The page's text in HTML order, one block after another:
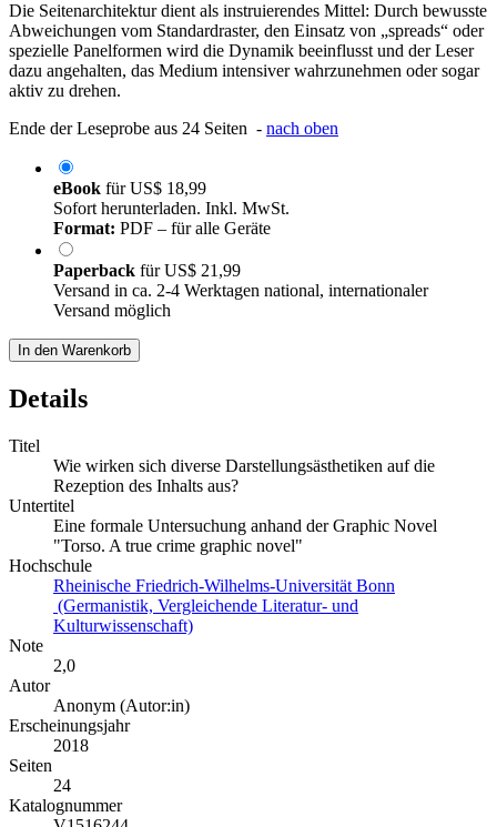
Die Seitenarchitektur dient als instruierendes Mittel: Durch bewusste
Abweichungen vom Standardraster, den Einsatz von „spreads“ oder
spezielle Panelformen wird die Dynamik beeinflusst und der Leser
dazu angehalten, das Medium intensiver wahrzunehmen oder sogar
aktiv zu drehen.
Ende der Leseprobe aus 24 Seiten - nach oben
eBook fürUS$ 18,99
Sofort herunterladen. Inkl. MwSt.
Format: PDF – für alle Geräte
Paperback fürUS$ 21,99
Versand in ca. 2-4 Werktagen national, internationaler
Versand möglich
In den Warenkorb
Details
Titel
Wie wirken sich diverse Darstellungsästhetiken auf die
Rezeption des Inhalts aus?
Untertitel
Eine formale Untersuchung anhand der Graphic Novel
"Torso. A true crime graphic novel"
Hochschule
Rheinische Friedrich-Wilhelms-Universität Bonn
(Germanistik, Vergleichende Literatur- und
Kulturwissenschaft)
Note
2,0
Autor
Anonym (Autor:in)
Erscheinungsjahr
2018
Seiten
24
Katalognummer